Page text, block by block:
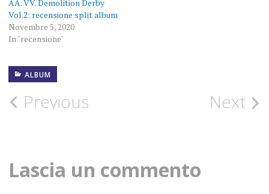
AA. VV. Demolition Derby
Vol.2: recensione split album
Novembre 5, 2020
In "recensione"
ALBUM
ALBERTO
MACCAGNO
ALBUM
FOTOGRAFIE
Post
Previous Next
Lascia un commento